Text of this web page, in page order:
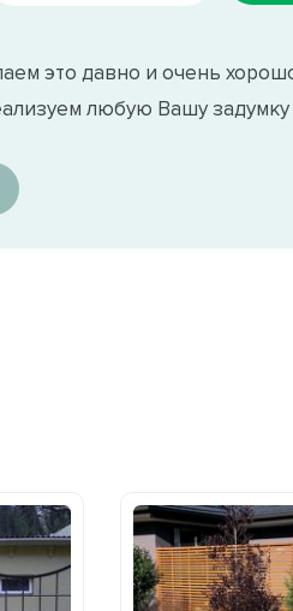
это давно и очень
любую Вашу